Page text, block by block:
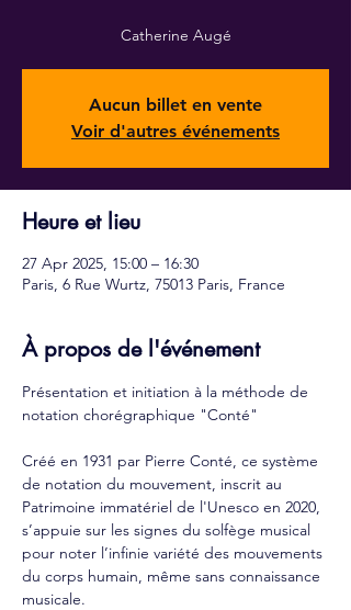
Catherine Augé
Aucun billet en vente
Voir d'autres événements
Heure et lieu
27 Apr 2025, 15:00 – 16:30
Paris, 6 Rue Wurtz, 75013 Paris, France
À propos de l'événement
Présentation et initiation à la méthode de
notation chorégraphique "Conté"
Créé en 1931 par Pierre Conté, ce système
de notation du mouvement, inscrit au
Patrimoine immatériel de l'Unesco en 2020,
s’appuie sur les signes du solfège musical
pour noter l’infinie variété des mouvements
du corps humain, même sans connaissance
musicale.